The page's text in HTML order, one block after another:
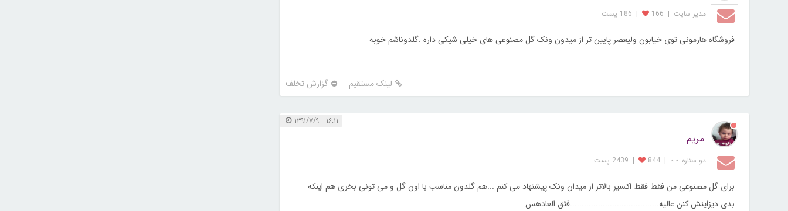
مدیر سایت |
166
| 186 پست
فروشگاه هارمونی توی خیابون ولیعصر پایین تر از میدون ونک گل مصنوعی های خیلی شیکی داره .گلدوناشم خوبه
لینک مستقیم گزارش تخلف
۱۶:۱۱ ۱۳۹۱/۷/۹
مریم
دو ستاره ⋆⋆ |
844
| 2439 پست
برای گل مصنوعی من فقط فقط اکسیر بالاتر از میدان ونک پیشنهاد می کنم ...هم گلدون مناسب با اون گل و می تونی بخری هم اینکه
بدی دیزاینش کنن عالیه......................................فئق العادهس